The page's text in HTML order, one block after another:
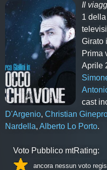
Il
1
Girato
Prima
Aprile
cast
D'Argenio, Christian
Nardella, Alberto Lo Porto.
Voto Pubblico mtRating:
ancora nessun voto